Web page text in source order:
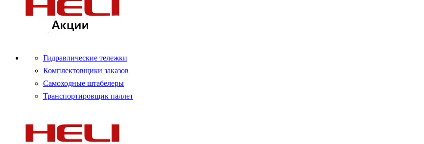
Гидравлические тележки
Комплектовщики заказов
Самоходные штабелеры
Транспортировщик паллет